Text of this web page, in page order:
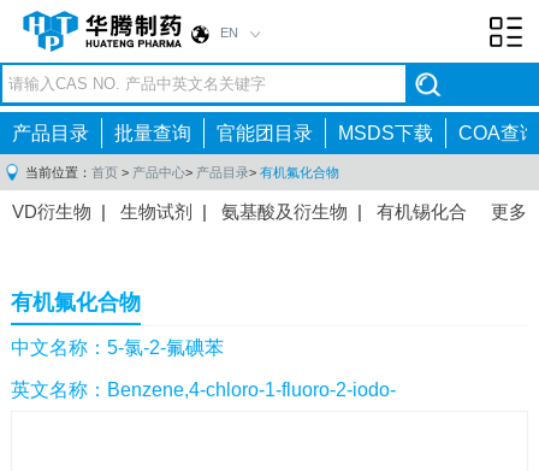
EN
产品目录 批量查询 官能团目录 MSDS下载 COA查询
当前位置： 首页 > 产品中心> 产品目录> 有机氟化合物
更多
VD衍生物 | 生物试剂 | 氨基酸及衍生物 | 有机锡化合
间体|抗高血压药物中间体
感染药物中间体|
体 |抗精神病药物中间体
药中间体|其他原料药中间体|
有机氟化合物
中文名称：5-氯-2-氟碘苯
英文名称：Benzene,4-chloro-1-fluoro-2-iodo-